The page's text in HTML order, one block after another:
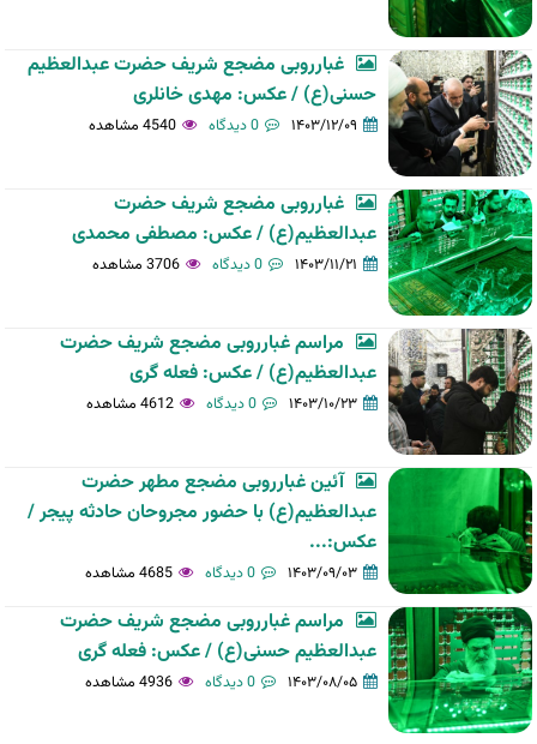
غبارروبی مضجع شریف حضرت عبدالعظیم
حسنی(ع) / عکس: مهدی خانلری
۱۴۰۳/۱۲/۰۹ 0 دیدگاه 4540 مشاهده
غبارروبی مضجع شریف حضرت
عبدالعظیم(ع) / عکس: مصطفی محمدی
۱۴۰۳/۱۱/۲۱ 0 دیدگاه 3706 مشاهده
مراسم غبارروبی مضجع شریف حضرت
عبدالعظیم(ع) / عکس: فعله گری
۱۴۰۳/۱۰/۲۳ 0 دیدگاه 4612 مشاهده
آئین غبارروبی مضجع مطهر حضرت
عبدالعظیم(ع) با حضور مجروحان حادثه پیجر /
عکس:...
۱۴۰۳/۰۹/۰۳ 0 دیدگاه 4685 مشاهده
مراسم غبارروبی مضجع شریف حضرت
عبدالعظیم حسنی(ع) / عکس: فعله گری
۱۴۰۳/۰۸/۰۵ 0 دیدگاه 4936 مشاهده